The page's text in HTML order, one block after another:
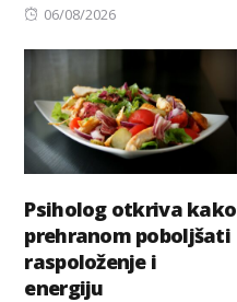
Posted
06/08/2026
Psiholog otkriva kako
prehranom poboljšati
raspoloženje i
energiju